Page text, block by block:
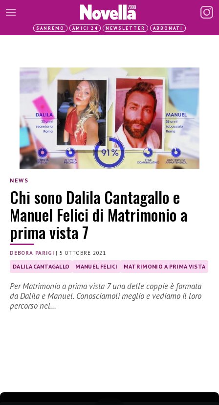
SANREMO AMICI 24 NEWSLETTER ABBONATI
NEWS
Chi sono Dalila Cantagallo e
Manuel Felici di Matrimonio a
prima vista 7
DEBORA PARIGI | 5 OTTOBRE 2021
DALILA CANTAGALLO MANUEL FELICI MATRIMONIO A PRIMA VISTA
Per Matrimonio a prima vista 7 una delle coppie è formata
da Dalila e Manuel. Conosciamoli meglio e vediamo il loro
percorso nel…